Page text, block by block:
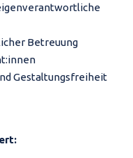
Betreuung
Gestaltungsfreiheit